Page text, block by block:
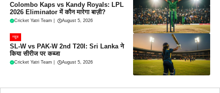
Colombo Kaps vs Kandy Royals: LPL
2026 Eliminator में कौन मारेगा बाज़ी?
Cricket Yatri Team August 5, 2026
न्यूज
SL-W vs PAK-W 2nd T20I: Sri Lanka ने
किया सीरीज पर कब्जा
Cricket Yatri Team August 5, 2026